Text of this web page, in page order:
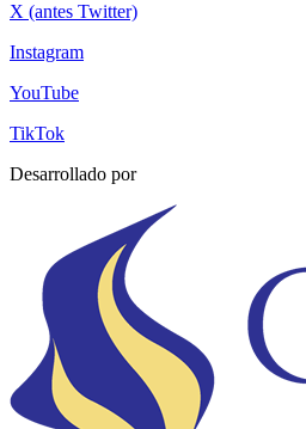
X (antes Twitter)
Instagram
YouTube
TikTok
Desarrollado por